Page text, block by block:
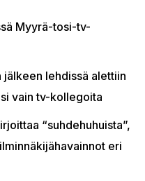
Myyrä-tosi-tv-
lehdissä alettiin
vain tv-kollegoita
“suhdehuhuista”,
eri